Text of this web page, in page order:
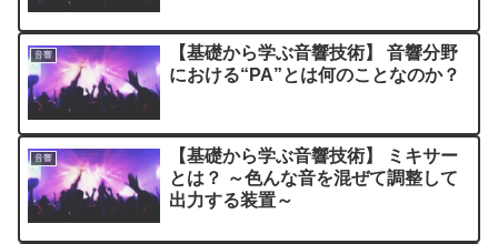
音響
【基礎から学ぶ音響技術】 音響分野
における“PA”とは何のことなのか？
音響
【基礎から学ぶ音響技術】 ミキサー
とは？ ～色んな音を混ぜて調整して
出力する装置～